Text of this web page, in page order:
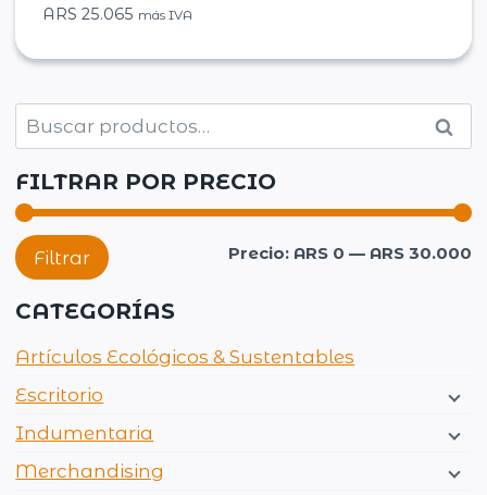
ARS 25.065 más IVA
Buscar
por:
FILTRAR POR PRECIO
Filtrar Precio: ARS 0 — ARS 30.000
CATEGORÍAS
Artículos Ecológicos & Sustentables
Escritorio
Indumentaria
Merchandising